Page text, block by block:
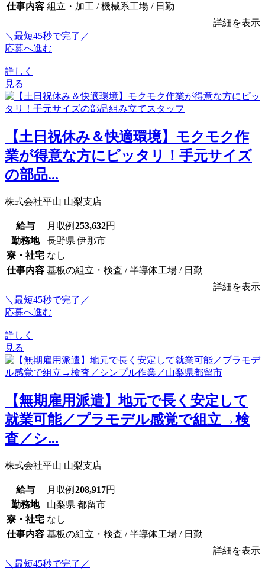
仕事内容 組立・加工 / 機械系工場 / 日勤
詳細を表示
＼最短45秒で完了／
応募へ進む
詳しく
見る
【土日祝休み＆快適環境】モクモク作
業が得意な方にピッタリ！手元サイズ
の部品...
株式会社平山 山梨支店
給与 月収例 253,632円
勤務地
長野県 伊那市
寮・社宅 なし
仕事内容 基板の組立・検査 / 半導体工場 / 日勤
詳細を表示
＼最短45秒で完了／
応募へ進む
詳しく
見る
【無期雇用派遣】地元で長く安定して
就業可能／プラモデル感覚で組立→検
査／シ...
株式会社平山 山梨支店
給与 月収例 208,917円
勤務地
山梨県 都留市
寮・社宅 なし
仕事内容 基板の組立・検査 / 半導体工場 / 日勤
詳細を表示
＼最短45秒で完了／